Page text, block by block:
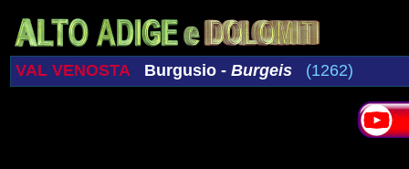
VAL VENOSTA Burgusio - Burgeis (1262)